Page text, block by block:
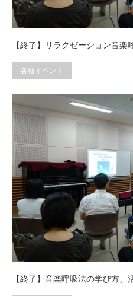
【終了】リラクゼーション音楽
各種イベント
【終了】音楽呼吸法の学び方、